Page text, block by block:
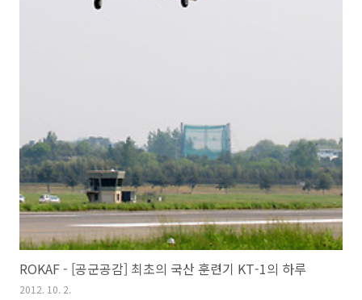
ROKAF - [공군공감] 최초의 국산 훈련기 KT-1의 하루
2012. 10. 2.